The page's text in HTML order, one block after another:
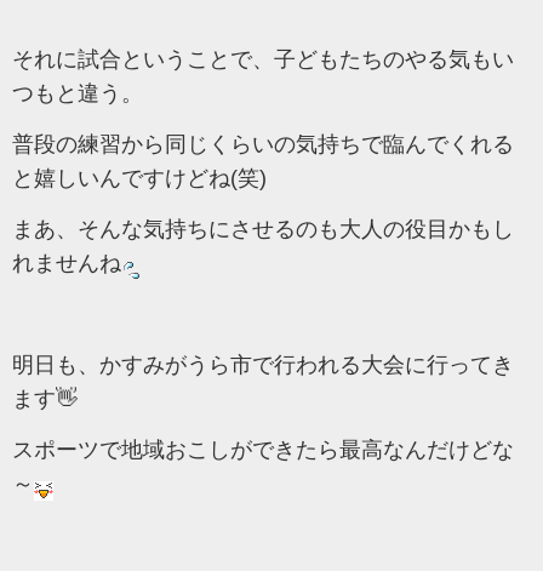
それに試合ということで、子どもたちのやる気もい
つもと違う。
普段の練習から同じくらいの気持ちで臨んでくれる
と嬉しいんですけどね(笑)
まあ、そんな気持ちにさせるのも大人の役目かもし
れませんね
明日も、かすみがうら市で行われる大会に行ってき
ます👋
スポーツで地域おこしができたら最高なんだけどな
～